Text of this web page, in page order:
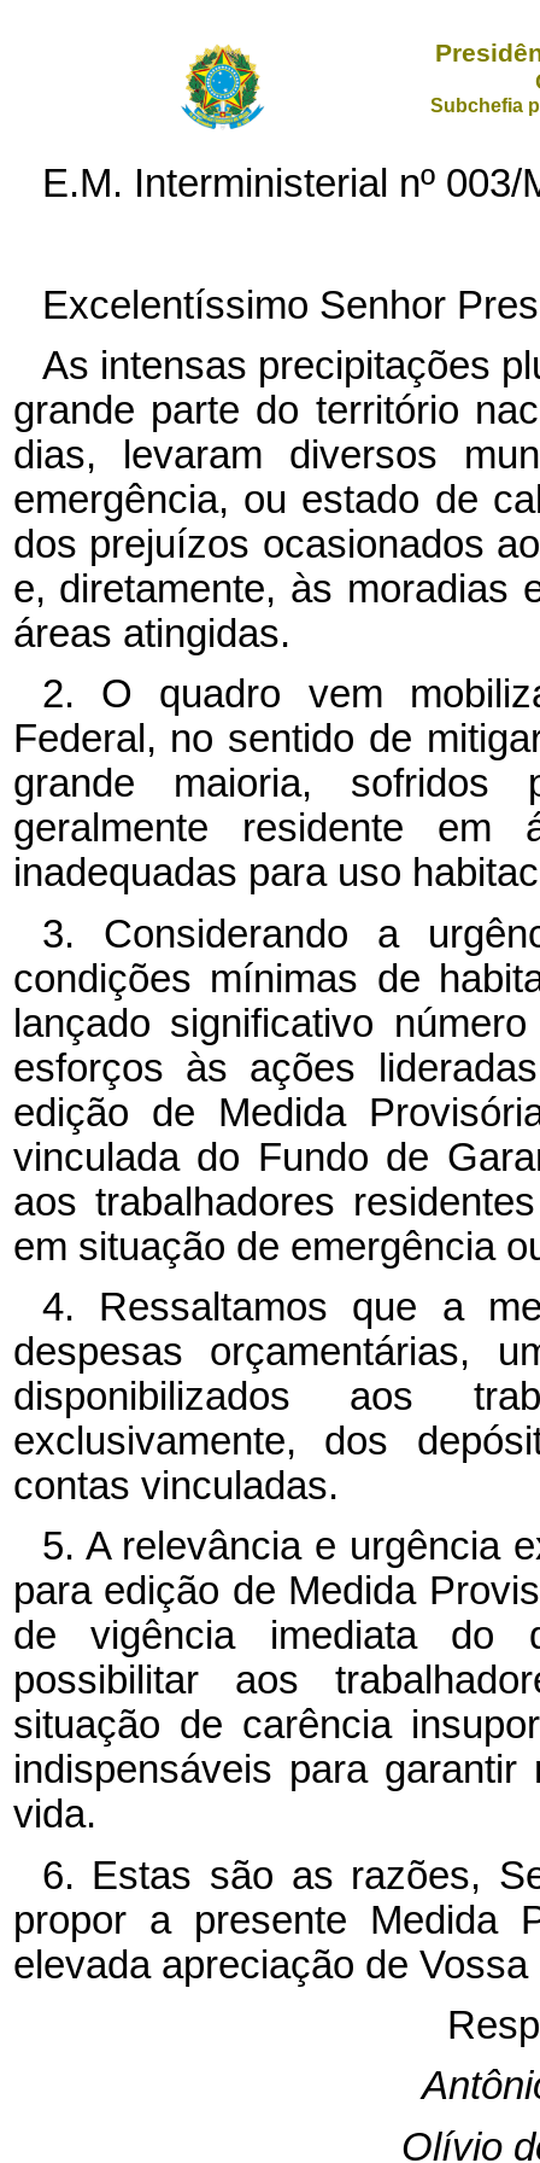
Subchefia
E.M. Interministerial nº 003/
Excelentíssimo Senhor
As intensas precipitações
grande parte do território
dias, levaram diversos
emergência, ou estado de
dos prejuízos ocasionados
e, diretamente, às moradias
áreas atingidas.
2. O quadro vem
Federal, no sentido de
grande maioria, sofridos
geralmente residente em
inadequadas para uso
3. Considerando a
condições mínimas de
lançado significativo
esforços às ações
edição de Medida
vinculada do Fundo de
aos trabalhadores
em situação de emergência
4. Ressaltamos que a
despesas orçamentárias,
disponibilizados aos
exclusivamente, dos
contas vinculadas.
5. A relevância e urgência
para edição de Medida
de vigência imediata do
possibilitar aos
situação de carência
indispensáveis para
vida.
6. Estas são as razões,
propor a presente Medida
elevada apreciação de
Olívio